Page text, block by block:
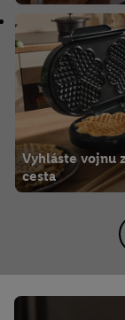
Vyhláste vojnu
cesta